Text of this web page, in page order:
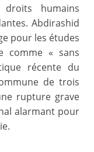
humains
Abdirashid
pour les études
comme « sans
récente du
de trois
rupture grave
alarmant pour